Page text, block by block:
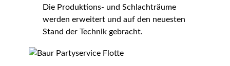
Die Produktions- und Schlachträume
werden erweitert und auf den neuesten
Stand der Technik gebracht.